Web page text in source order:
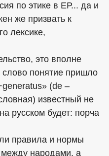
по этике в ЕР... да и
же призвать к
лексике,
это вполне
понятие пришло
(de –
известный не
русском будет: порча
правила и нормы
народами, а